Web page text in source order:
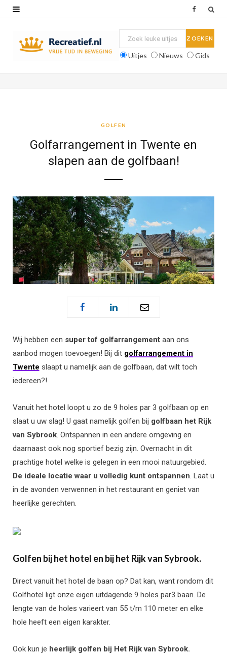
Uitjes Nieuws Gids
GOLFEN
Golfarrangement in Twente en
slapen aan de golfbaan!
Wij hebben een super tof golfarrangement aan ons
aanbod mogen toevoegen! Bij dit golfarrangement in
Twente slaapt u namelijk aan de golfbaan, dat wilt toch
iedereen?!
Vanuit het hotel loopt u zo de 9 holes par 3 golfbaan op en
slaat u uw slag! U gaat namelijk golfen bij golfbaan het Rijk
van Sybrook. Ontspannen in een andere omgeving en
daarnaast ook nog sportief bezig zijn. Overnacht in dit
prachtige hotel welke is gelegen in een mooi natuurgebied.
De ideale locatie waar u volledig kunt ontspannen. Laat u
in de avonden verwennen in het restaurant en geniet van
heerlijke gerechten.
Golfen bij het hotel en bij het Rijk van Sybrook.
Direct vanuit het hotel de baan op? Dat kan, want rondom dit
Golfhotel ligt onze eigen uitdagende 9 holes par3 baan. De
lengte van de holes varieert van 55 t/m 110 meter en elke
hole heeft een eigen karakter.
Ook kun je heerlijk golfen bij Het Rijk van Sybrook.